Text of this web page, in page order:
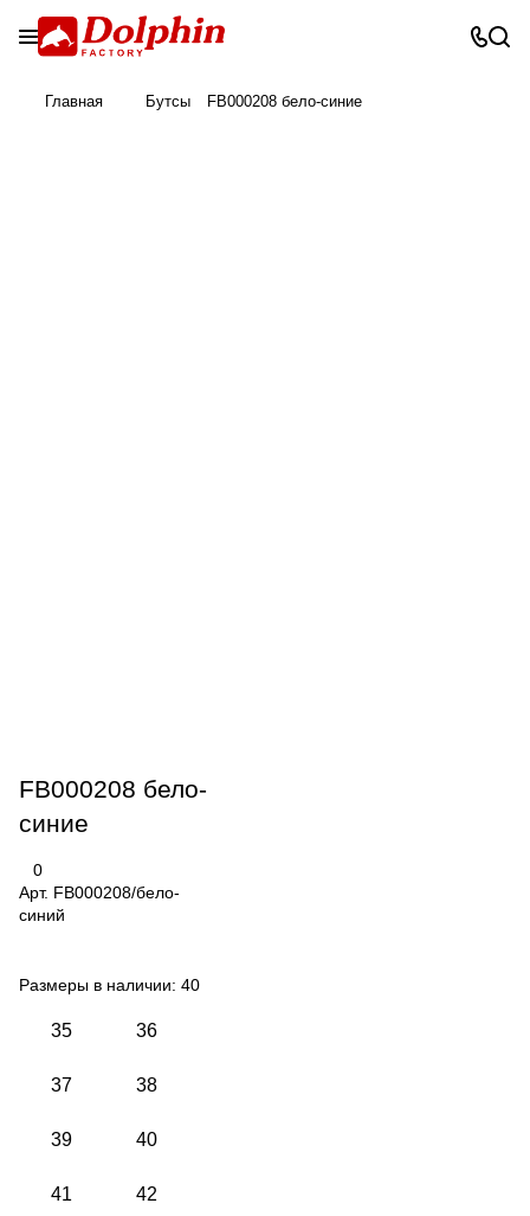
Главная Бутсы FB000208 бело-синие
FB000208 бело-
синие
0
Арт. FB000208/бело-
синий
Размеры в наличии: 40
35 36
37 38
39 40
41 42